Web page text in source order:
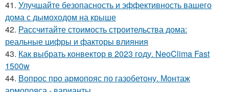
41. Улучшайте безопасность и эффективность вашего
дома с дымоходом на крыше
42. Рассчитайте стоимость строительства дома:
реальные цифры и факторы влияния
43. Как выбрать конвектор в 2023 году. NeoClima Fast
1500w
44. Вопрос про армопояс по газобетону. Монтаж